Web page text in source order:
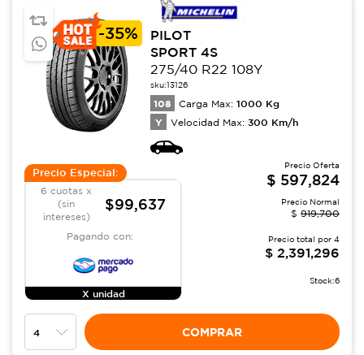
-35%
PILOT
SPORT 4S
275/40 R22 108Y
sku:13126
108 Carga Max: 1000 Kg
Y Velocidad Max: 300 Km/h
Precio Especial:
6 cuotas x
(sin
intereses)
$99,637
Pagando con:
X unidad
Precio Oferta
$ 597,824
Precio Normal
$ 919,700
Precio total por 4
$ 2,391,296
Stock:6
COMPRAR